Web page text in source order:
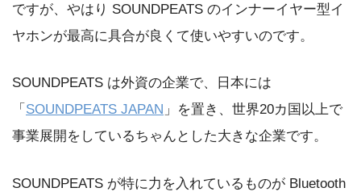
ですが、やはり SOUNDPEATS のインナーイヤー型イ
ヤホンが最高に具合が良くて使いやすいのです。
SOUNDPEATS は外資の企業で、日本には
「 SOUNDPEATS JAPAN 」を置き、世界20カ国以上で
事業展開をしているちゃんとした大きな企業です。
SOUNDPEATS が特に力を入れているものが Bluetooth